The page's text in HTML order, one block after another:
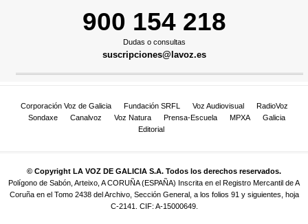
900 154 218
Dudas o consultas
suscripciones@lavoz.es
Corporación Voz de Galicia Fundación SRFL Voz Audiovisual
RadioVoz
Sondaxe
Canalvoz Voz Natura Prensa-Escuela MPXA
Galicia
Editorial
© Copyright LA VOZ DE GALICIA S.A. Todos los derechos reservados.
Polígono de Sabón, Arteixo, A CORUÑA (ESPAÑA) Inscrita en el Registro Mercantil de A
Coruña en el Tomo 2438 del Archivo, Sección General, a los folios 91 y siguientes, hoja
C-2141. CIF: A-15000649.